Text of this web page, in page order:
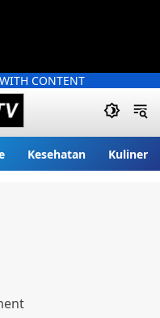
CONTENT
Kesehatan Kuliner